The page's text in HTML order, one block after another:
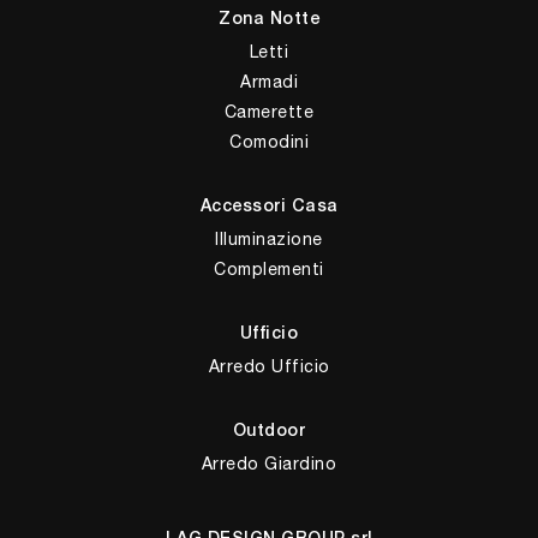
Zona Notte
Letti
Armadi
Camerette
Comodini
Accessori Casa
Illuminazione
Complementi
Ufficio
Arredo Ufficio
Outdoor
Arredo Giardino